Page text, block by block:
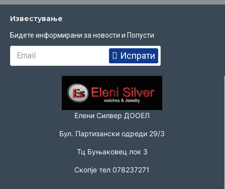
Известувањe
Бидете информирани за новости и Попусти
Испрати
Елени Силвер ДООЕЛ
Бул. Партизански одреди 29/3
Тц Буњаковец лок 3
Скопје тел 078237271